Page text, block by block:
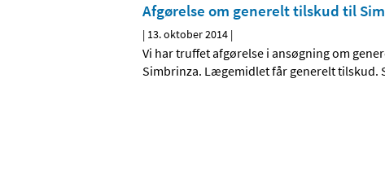
Afgørelse om generelt tilskud til
| 13. oktober 2014 |
Vi har truffet afgørelse i ansøgning om
Simbrinza. Lægemidlet får generelt tilskud.